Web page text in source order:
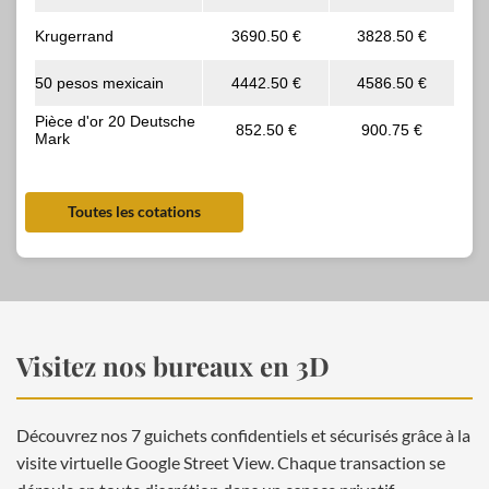
Toutes les cotations
Visitez nos bureaux en 3D
Découvrez nos 7 guichets confidentiels et sécurisés grâce à la
visite virtuelle Google Street View. Chaque transaction se